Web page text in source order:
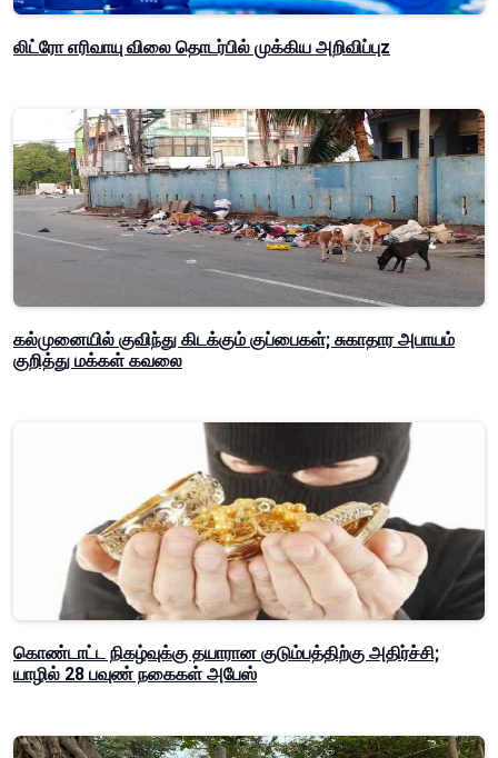
லிட்ரோ எரிவாயு விலை தொடர்பில் முக்கிய அறிவிப்புz
கல்முனையில் குவிந்து கிடக்கும் குப்பைகள்; சுகாதார அபாயம்
குறித்து மக்கள் கவலை
கொண்டாட்ட நிகழ்வுக்கு தயாரான குடும்பத்திற்கு அதிர்ச்சி;
யாழில் 28 பவுண் நகைகள் அபேஸ்